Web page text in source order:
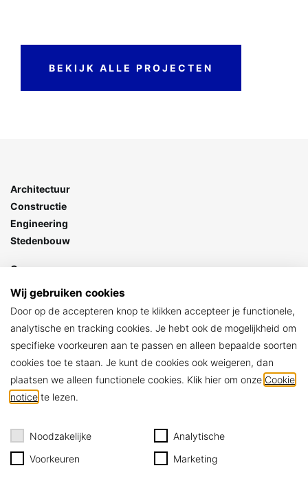
BEKIJK ALLE PROJECTEN
Architectuur
Constructie
Engineering
Stedenbouw
Goes
Stationspark 7
4462 DZ Goes
> Contact
ARCHIKON
Algemene voorwaarden
Privacy policy
Wij gebruiken cookies
Door op de accepteren knop te klikken accepteer je functionele,
analytische en tracking cookies. Je hebt ook de mogelijkheid om
specifieke voorkeuren aan te passen en alleen bepaalde soorten
cookies toe te staan. Je kunt de cookies ook weigeren, dan
plaatsen we alleen functionele cookies. Klik hier om onze Cookie
notice te lezen.
Noodzakelijke
Analytische
Voorkeuren
Marketing